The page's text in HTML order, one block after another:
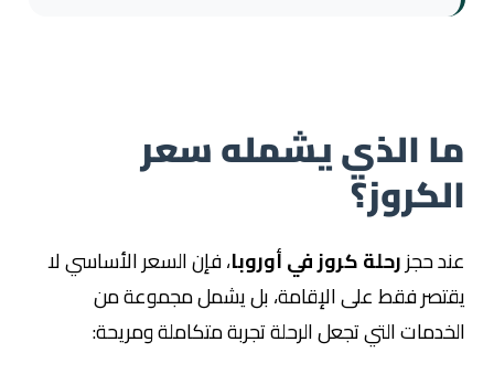
ما الذي يشمله سعر
الكروز؟
عند حجزرحلة كروز في أوروبا، فإن السعر الأساسي لا
يقتصر فقط على الإقامة، بل يشمل مجموعة من
الخدمات التي تجعل الرحلة تجربة متكاملة ومريحة: